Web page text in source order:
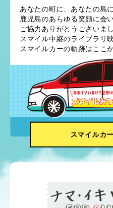
あなたの町に、あなたの島に
鹿児島のあらゆる笑顔に会
ご協力ありがとうございまし
スマイル中継のライブラリ
スマイルカーの軌跡はここ
スマイルカ